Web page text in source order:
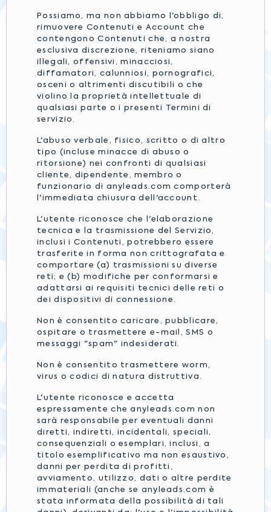
Possiamo, ma non abbiamo l'obbligo di,
rimuovere Contenuti e Account che
contengono Contenuti che, a nostra
esclusiva discrezione, riteniamo siano
illegali, offensivi, minacciosi,
diffamatori, calunniosi, pornografici,
osceni o altrimenti discutibili o che
violino la proprietà intellettuale di
qualsiasi parte o i presenti Termini di
servizio.
L'abuso verbale, fisico, scritto o di altro
tipo (incluse minacce di abuso o
ritorsione) nei confronti di qualsiasi
cliente, dipendente, membro o
funzionario di anyleads.com comporterà
l'immediata chiusura dell'account.
L'utente riconosce che l'elaborazione
tecnica e la trasmissione del Servizio,
inclusi i Contenuti, potrebbero essere
trasferite in forma non crittografata e
comportare (a) trasmissioni su diverse
reti; e (b) modifiche per conformarsi e
adattarsi ai requisiti tecnici delle reti o
dei dispositivi di connessione.
Non è consentito caricare, pubblicare,
ospitare o trasmettere e-mail, SMS o
messaggi "spam" indesiderati.
Non è consentito trasmettere worm,
virus o codici di natura distruttiva.
L'utente riconosce e accetta
espressamente che anyleads.com non
sarà responsabile per eventuali danni
diretti, indiretti, incidentali, speciali,
consequenziali o esemplari, inclusi, a
titolo esemplificativo ma non esaustivo,
danni per perdita di profitti,
avviamento, utilizzo, dati o altre perdite
immateriali (anche se anyleads.com è
stata informata della possibilità di tali